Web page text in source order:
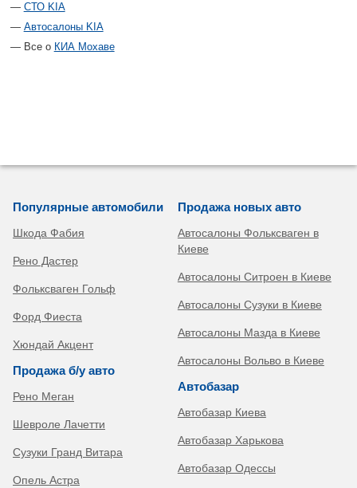
СТО KIA
Автосалоны KIA
Все о КИА Мохаве
Популярные автомобили
Шкода Фабия
Рено Дастер
Фольксваген Гольф
Форд Фиеста
Хюндай Акцент
Продажа б/у авто
Рено Меган
Шевроле Лачетти
Сузуки Гранд Витара
Опель Астра
Продажа новых авто
Автосалоны Фольксваген в
Киеве
Автосалоны Ситроен в Киеве
Автосалоны Сузуки в Киеве
Автосалоны Мазда в Киеве
Автосалоны Вольво в Киеве
Автобазар
Автобазар Киева
Автобазар Харькова
Автобазар Одессы